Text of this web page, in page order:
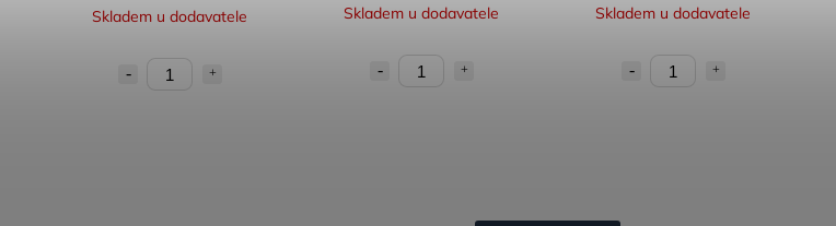
Skladem u dodavatele Skladem u dodavatele Skladem u dodavatele